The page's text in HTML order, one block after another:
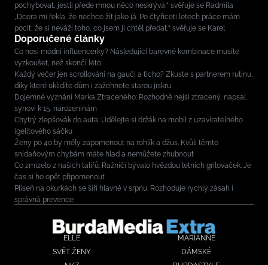
pochybovat, jestli přede mnou něco neskrývá,“ svěřuje se Radmila
„Dcera mi řekla, že nechce žít jako já. Po čtyřiceti letech práce mám
pocit, že si neváží toho, co jsem jí chtěl předat,“ svěřuje se Karel
Doporučené články
Co nosí módní influencerky? Následující barevné kombinace musíte
vyzkoušet, než skončí léto
Každý večer jen scrollování na gauči a ticho? Zkuste s partnerem rutinu,
díky které uklidíte dům i zažehnete starou jiskru
Dojemné vyznání Marka Ztraceného: Rozhodně nejsi ztracený, napsal
synovi k 15. narozeninám
Chytrý zlepšovák do auta: Udělejte si držák na mobil z uzavíratelného
igelitového sáčku
Ženy po 40 by měly zapomenout na rohlík a džus. Kvůli těmto
snídaňovým chybám máte hlad a nemůžete zhubnout
Co zmizelo z našich talířů: Ražniči bývalo hvězdou letních grilovaček. Je
čas si ho opět připomenout
Plíseň na okurkách se šíří hlavně v srpnu. Rozhoduje rychlý zásah i
správná prevence
ELLE
MARIANNE
SVĚT ŽENY
DÁMSKÉ